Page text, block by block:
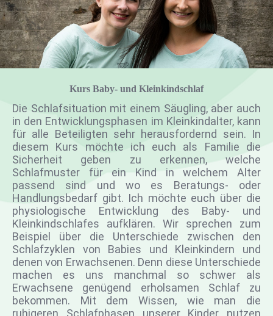
Kurs Baby- und Kleinkindschlaf
Die Schlafsituation mit einem Säugling, aber auch
in den Entwicklungsphasen im Kleinkindalter, kann
für alle Beteiligten sehr herausfordernd sein. In
diesem Kurs möchte ich euch als Familie die
Sicherheit geben zu erkennen, welche
Schlafmuster für ein Kind in welchem Alter
passend sind und wo es Beratungs- oder
Handlungsbedarf gibt. Ich möchte euch über die
physiologische Entwicklung des Baby- und
Kleinkindschlafes aufklären. Wir sprechen zum
Beispiel über die Unterschiede zwischen den
Schlafzyklen von Babies und Kleinkindern und
denen von Erwachsenen. Denn diese Unterschiede
machen es uns manchmal so schwer als
Erwachsene genügend erholsamen Schlaf zu
bekommen. Mit dem Wissen, wie man die
ruhigeren Schlafphasen unserer Kinder nutzen